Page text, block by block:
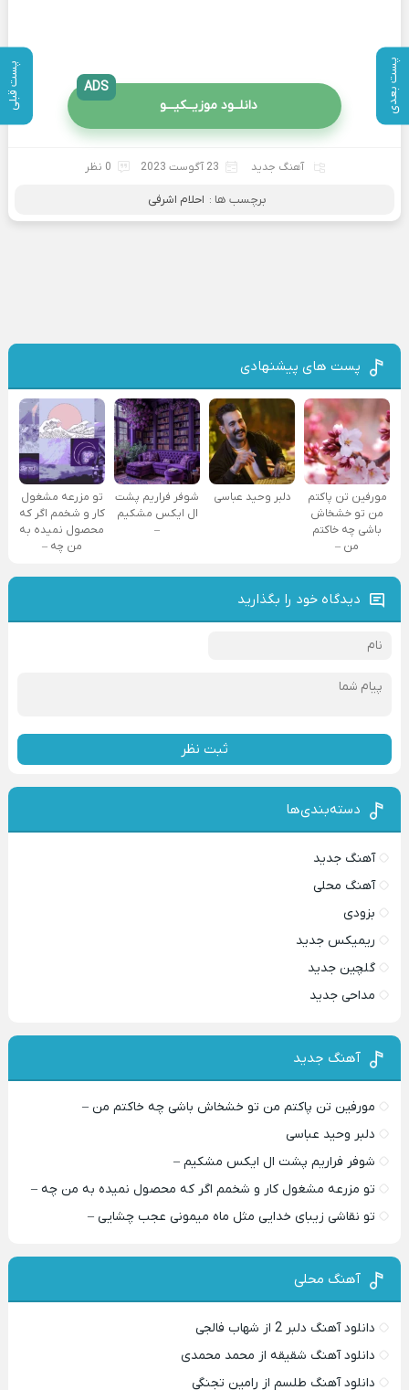
پست بعدی پست قبلی دانلــود موزیــکیـــو
ADS
آهنگ جدید 23 آگوست 2023 0 نظر
برچسب ها : احلام اشرفی
پست های پیشنهادی
مورفین تن پاکتم
من تو خشخاش
باشی چه خاکتم
من –
دلبر وحید عباسی
شوفر فراریم پشت
ال ایکس مشکیم
–
تو مزرعه مشغول
کار و شخمم اگر که
محصول نمیده به
من چه –
دیدگاه خود را بگذارید
ثبت نظر
دسته‌بندی‌ها
آهنگ جدید
آهنگ محلی
بزودی
ریمیکس جدید
گلچین جدید
مداحی جدید
آهنگ جدید
مورفین تن پاکتم من تو خشخاش باشی چه خاکتم من –
دلبر وحید عباسی
شوفر فراریم پشت ال ایکس مشکیم –
تو مزرعه مشغول کار و شخمم اگر که محصول نمیده به من چه –
تو نقاشی زیبای خدایی مثل ماه میمونی عجب چشایی –
آهنگ محلی
دانلود آهنگ دلبر 2 از شهاب فالجی
دانلود آهنگ شقیقه از محمد محمدی
دانلود آهنگ طلسم از رامین تجنگی